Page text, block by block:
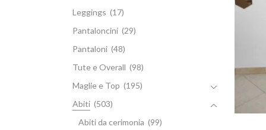
Leggings (17)
Pantaloncini (29)
Pantaloni (48)
Tute e Overall (98)
Maglie e Top (195)
Abiti (503)
Abiti da cerimonia (99)